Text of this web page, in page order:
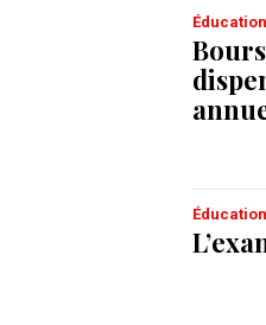
Éducation
Éducation